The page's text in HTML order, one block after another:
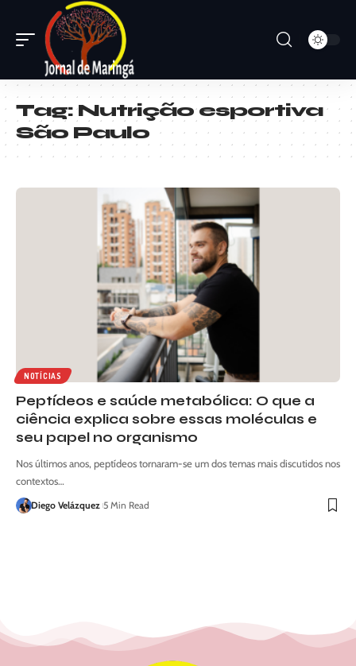
Tag:Nutrição esportiva
São Paulo
NOTÍCIAS
Peptídeos e saúde metabólica: O que a
ciência explica sobre essas moléculas e
seu papel no organismo
Nos últimos anos, peptídeos tornaram-se um dos temas mais discutidos nos
contextos…
Diego Velázquez 5 Min Read